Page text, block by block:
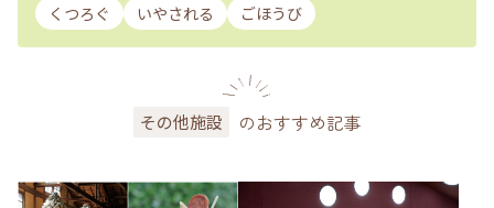
くつろぐ
いやされる ごほうび
その他施設 のおすすめ記事